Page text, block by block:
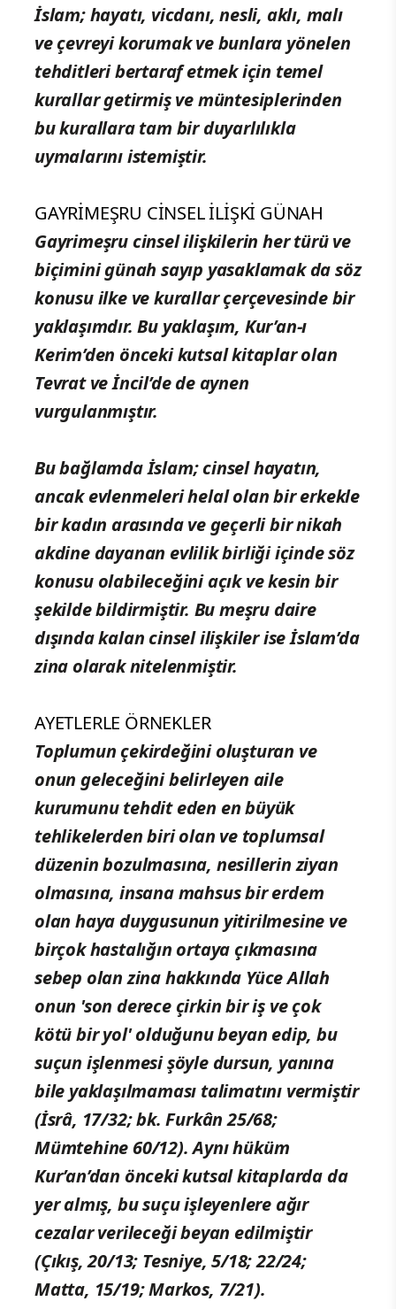
İslam; hayatı, vicdanı, nesli, aklı, malı
ve çevreyi korumak ve bunlara yönelen
tehditleri bertaraf etmek için temel
kurallar getirmiş ve müntesiplerinden
bu kurallara tam bir duyarlılıkla
uymalarını istemiştir.
GAYRİMEŞRU CİNSEL İLİŞKİ GÜNAH
Gayrimeşru cinsel ilişkilerin her türü ve
biçimini günah sayıp yasaklamak da söz
konusu ilke ve kurallar çerçevesinde bir
yaklaşımdır. Bu yaklaşım, Kur’an-ı
Kerim’den önceki kutsal kitaplar olan
Tevrat ve İncil’de de aynen
vurgulanmıştır.
Bu bağlamda İslam; cinsel hayatın,
ancak evlenmeleri helal olan bir erkekle
bir kadın arasında ve geçerli bir nikah
akdine dayanan evlilik birliği içinde söz
konusu olabileceğini açık ve kesin bir
şekilde bildirmiştir. Bu meşru daire
dışında kalan cinsel ilişkiler ise İslam’da
zina olarak nitelenmiştir.
AYETLERLE ÖRNEKLER
Toplumun çekirdeğini oluşturan ve
onun geleceğini belirleyen aile
kurumunu tehdit eden en büyük
tehlikelerden biri olan ve toplumsal
düzenin bozulmasına, nesillerin ziyan
olmasına, insana mahsus bir erdem
olan haya duygusunun yitirilmesine ve
birçok hastalığın ortaya çıkmasına
sebep olan zina hakkında Yüce Allah
onun 'son derece çirkin bir iş ve çok
kötü bir yol' olduğunu beyan edip, bu
suçun işlenmesi şöyle dursun, yanına
bile yaklaşılmaması talimatını vermiştir
(İsrâ, 17/32; bk. Furkân 25/68;
Mümtehine 60/12). Aynı hüküm
Kur’an’dan önceki kutsal kitaplarda da
yer almış, bu suçu işleyenlere ağır
cezalar verileceği beyan edilmiştir
(Çıkış, 20/13; Tesniye, 5/18; 22/24;
Matta, 15/19; Markos, 7/21).